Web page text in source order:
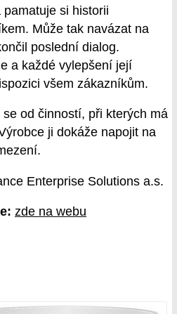
si historii
Může tak navázat na
poslední dialog.
a každé vylepšení její
všem zákazníkům.
od činností, při kterých má
ji dokáže napojit na
Enterprise Solutions a.s.
zde na webu